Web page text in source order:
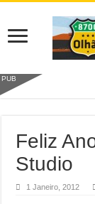
PUB
Feliz
Studio
1 Janeiro, 2012